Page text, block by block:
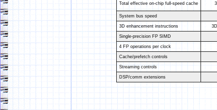
Total effective on-chip full-speed cache
System bus speed
3D enhancement instructions
Single-precision FP SIMD
4 FP operations per clock
Cache/prefetch controls
Streaming controls
DSP/comm extensions